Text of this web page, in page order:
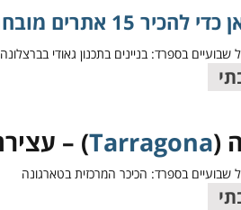
מובחרים ומומלצים בעיר ברצלונה
(
Tarragona
) –